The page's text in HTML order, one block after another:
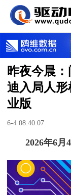
昨夜今晨
迪入局人
业版
6-4 08:40:07
2026年6月